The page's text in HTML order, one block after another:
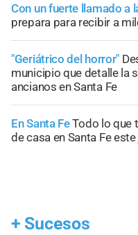
Con un fuerte llamado a
prepara para recibir a
"Geriátrico del horror"
municipio que detalle la
ancianos en Santa Fe
En Santa FeTodo lo que
de casa en Santa Fe
+ Sucesos